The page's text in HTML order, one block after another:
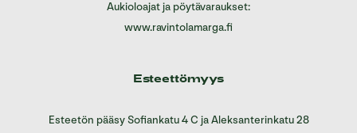
Aukioloajat ja pöytävaraukset:
www.ravintolamarga.fi
Esteettömyys
Esteetön pääsy Sofiankatu 4 C ja Aleksanterinkatu 28